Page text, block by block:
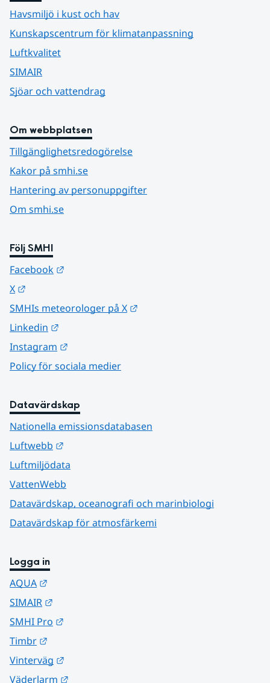
Havsmiljö i kust och hav
Kunskapscentrum för klimatanpassning
Luftkvalitet
SIMAIR
Sjöar och vattendrag
Om webbplatsen
Tillgänglighetsredogörelse
Kakor på smhi.se
Hantering av personuppgifter
Om smhi.se
Följ SMHI
Facebook
X
SMHIs meteorologer på X
Linkedin
Instagram
Policy för sociala medier
Datavärdskap
Nationella emissionsdatabasen
Luftwebb
Luftmiljödata
VattenWebb
Datavärdskap, oceanografi och marinbiologi
Datavärdskap för atmosfärkemi
Logga in
AQUA
SIMAIR
SMHI Pro
Timbr
Vinterväg
Väderlarm